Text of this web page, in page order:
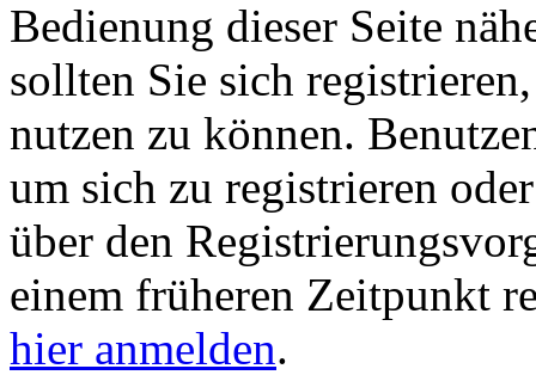
Bedienung dieser Seite
sollten Sie sich
nutzen zu können.
um sich zu registrieren
über den
einem früheren Zeitpunkt
hier anmelden.